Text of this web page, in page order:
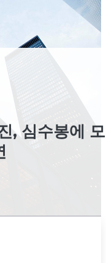
, 심수봉에 모